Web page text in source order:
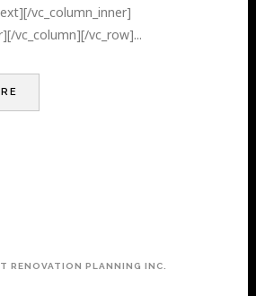
vc_column_inner]
vc_column][/vc_row]...
RENOVATION PLANNING INC.